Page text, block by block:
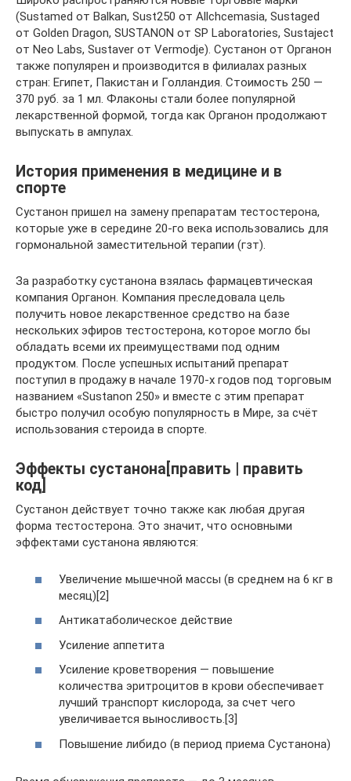
(Sustamed от Balkan, Sust250 от Allchcemasia, Sustaged
от Golden Dragon, SUSTANON от SP Laboratories, Sustaject
от Neo Labs, Sustaver от Vermodje). Сустанон от Органон
также популярен и производится в филиалах разных
стран: Египет, Пакистан и Голландия. Стоимость 250 —
370 руб. за 1 мл. Флаконы стали более популярной
лекарственной формой, тогда как Органон продолжают
выпускать в ампулах.
История применения в медицине и в
спорте
Сустанон пришел на замену препаратам тестостерона,
которые уже в середине 20-го века использовались для
гормональной заместительной терапии (гзт).
За разработку сустанона взялась фармацевтическая
компания Органон. Компания преследовала цель
получить новое лекарственное средство на базе
нескольких эфиров тестостерона, которое могло бы
обладать всеми их преимуществами под одним
продуктом. После успешных испытаний препарат
поступил в продажу в начале 1970-х годов под торговым
названием «Sustanon 250» и вместе с этим препарат
быстро получил особую популярность в Мире, за счёт
использования стероида в спорте.
Эффекты сустанона[править | править
код]
Сустанон действует точно также как любая другая
форма тестостерона. Это значит, что основными
эффектами сустанона являются:
Увеличение мышечной массы (в среднем на 6 кг в
месяц)[2]
Антикатаболическое действие
Усиление аппетита
Усиление кроветворения — повышение
количества эритроцитов в крови обеспечивает
лучший транспорт кислорода, за счет чего
увеличивается выносливость.[3]
Повышение либидо (в период приема Сустанона)